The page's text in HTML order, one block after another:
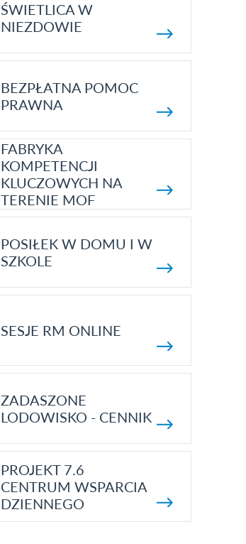
ŚWIETLICA W
NIEZDOWIE
BEZPŁATNA POMOC
PRAWNA
FABRYKA
KOMPETENCJI
KLUCZOWYCH NA
TERENIE MOF
POSIŁEK W DOMU I W
SZKOLE
SESJE RM ONLINE
ZADASZONE
LODOWISKO - CENNIK
PROJEKT 7.6
CENTRUM WSPARCIA
DZIENNEGO